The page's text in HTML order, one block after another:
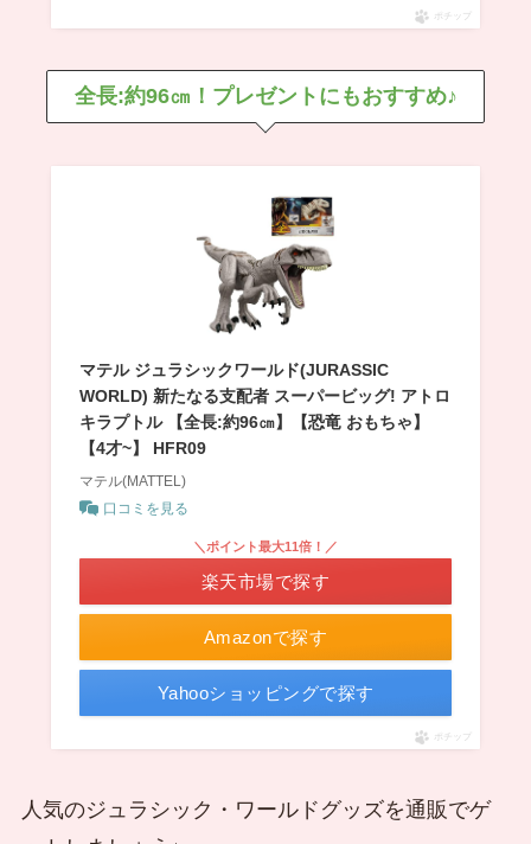
ポチップ
全長:約96㎝！プレゼントにもおすすめ♪
マテル ジュラシックワールド(JURASSIC
WORLD) 新たなる支配者 スーパービッグ! アトロ
キラプトル 【全長:約96㎝】【恐竜 おもちゃ】
【4才~】 HFR09
マテル(MATTEL)
口コミを見る
Amazonで探す
＼ポイント最大11倍！／
楽天市場で探す
Yahooショッピングで探す
ポチップ
人気のジュラシック・ワールドグッズを通販でゲ